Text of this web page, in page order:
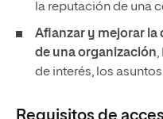
la reputación de una
Afianzar y mejorar
de una organización,
de interés, los
Requisitos de